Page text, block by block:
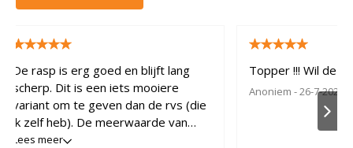
De rasp is erg goed en blijft lang
scherp. Dit is een iets mooiere
variant om te geven dan de rvs (die
ik zelf heb). De meerwaarde van
Microplane is er 100%
Lees meer
Topper !!! Wil de
Anoniem- 26-7-2023